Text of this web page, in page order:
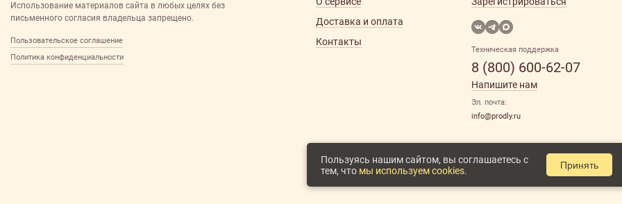
Пользуясь нашим сайтом, вы соглашаетесь с
тем, что мы используем cookies. Принять
Черемушки КБК
Черемушки КФ ООО
Использование материалов сайта в любых целях без
письменного согласия владельца запрещено.
Пользовательское соглашение
Политика конфиденциальности
Доставка и оплата
Контакты
Техническая поддержка
8 (800) 600-62-07
Напишите нам
Эл. почта:
info@prodly.ru